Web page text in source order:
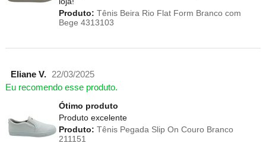
Produto: Tênis Beira Rio Flat Form Branco com
Bege 4313103
Eliane V. 22/03/2025
Eu recomendo esse produto.
Ótimo produto
Produto excelente
Produto: Tênis Pegada Slip On Couro Branco
211151